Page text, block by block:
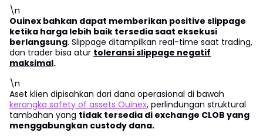
\n
Ouinex bahkan dapat memberikan positive slippage
ketika harga lebih baik tersedia saat eksekusi
berlangsung. Slippage ditampilkan real-time saat trading,
dan trader bisa atur toleransi slippage negatif
maksimal.
\n
Aset klien dipisahkan dari dana operasional di bawah
kerangka safety of assets Ouinex, perlindungan struktural
tambahan yang tidak tersedia di exchange CLOB yang
menggabungkan custody dana.